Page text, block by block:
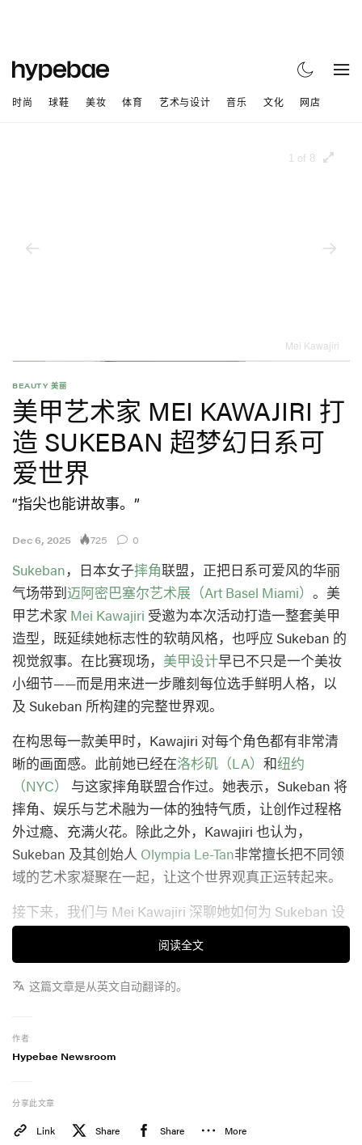
时尚 球鞋 美妆 体育 艺术与设计 音乐 文化 网店
1 of 8
Mei Kawajiri
BEAUTY 美丽
美甲艺术家 MEI KAWAJIRI 打
造 SUKEBAN 超梦幻日系可
爱世界
“指尖也能讲故事。”
Dec 6, 2025 725 0
Sukeban，日本女子摔角联盟，正把日系可爱风的华丽
气场带到迈阿密巴塞尔艺术展（Art Basel Miami） 。美
甲艺术家 Mei Kawajiri 受邀为本次活动打造一整套美甲
造型，既延续她标志性的软萌风格，也呼应 Sukeban 的
视觉叙事。在比赛现场， 美甲设计早已不只是一个美妆
小细节——而是用来进一步雕刻每位选手鲜明人格，以
及 Sukeban 所构建的完整世界观。
在构思每一款美甲时，Kawajiri 对每个角色都有非常清
晰的画面感。此前她已经在洛杉矶（LA） 和纽约
（NYC）
与这家摔角联盟合作过。她表示，Sukeban 将
摔角、娱乐与艺术融为一体的独特气质，让创作过程格
外过瘾、充满火花。除此之外，Kawajiri 也认为，
Sukeban 及其创始人 Olympia Le-Tan非常擅长把不同领
域的艺术家凝聚在一起，让这个世界观真正运转起来。
接下来，我们与 Mei Kawajiri 深聊她如何为 Sukeban 设
计美甲，将自己的可爱美学融入这个极繁幻想的摔角宇
宙。
阅读全文
这篇文章是从英文自动翻译的。
作者
Hypebae Newsroom
分享此文章
Link Share Share More